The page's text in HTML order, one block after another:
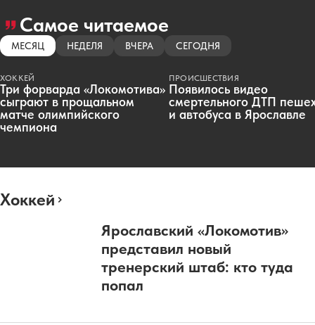
Самое читаемое
МЕСЯЦ НЕДЕЛЯ ВЧЕРА СЕГОДНЯ
ХОККЕЙ
Три форварда «Локомотива»
сыграют в прощальном
матче олимпийского
чемпиона
ПРОИСШЕСТВИЯ
Появилось видео
смертельного ДТП
и автобуса в Ярославле
Хоккей
Ярославский «Локомотив»
представил новый
тренерский штаб: кто туда
попал